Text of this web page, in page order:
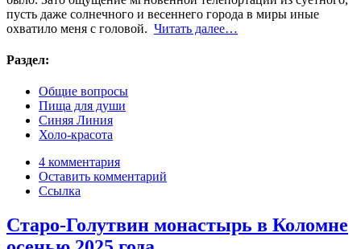
пусть даже солнечного и весеннего города в миры иные
охватило меня с головой. Читать далее…
Раздел:
Общие вопросы
Пища для души
Синяя Линия
Холо-красота
4 комментария
Оставить комментарий
Ссылка
Старо-Голутвин монастырь в Коломне